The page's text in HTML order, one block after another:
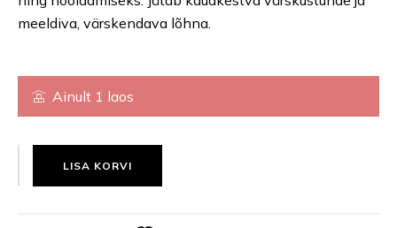
meeldiva, värskendava lõhna.
Ainult 1 laos
LISA KORVI